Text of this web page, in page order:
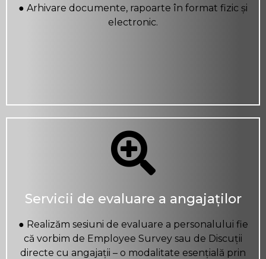
● Arhivare documente, rapoarte în format fizic și
electronic.
Servicii de evaluare a angajaților
● Realizăm sesiuni de evaluare a personalului fie
că vorbim de Employee Survey sau de Discuții
directe cu angajații – o modalitate esențială prin